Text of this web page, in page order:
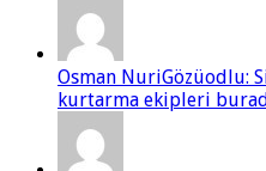
Osman NuriGözüodlu:
kurtarma ekipleri